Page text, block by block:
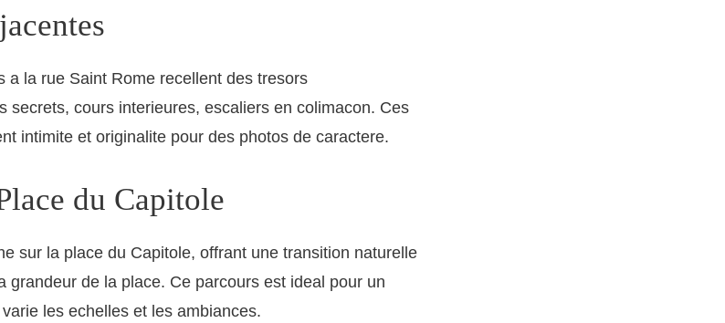
a la rue Saint Rome recellent des tresors
secrets, cours interieures, escaliers en colimacon. Ces
intimite et originalite pour des photos de caractere.
du Capitole
sur la place du Capitole, offrant une transition naturelle
grandeur de la place. Ce parcours est ideal pour un
les echelles et les ambiances.